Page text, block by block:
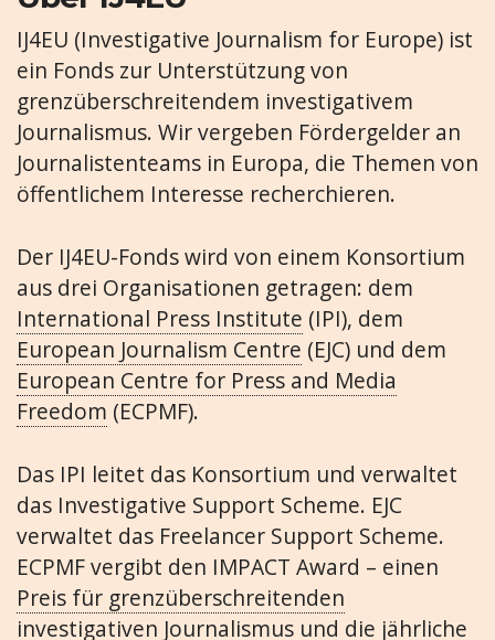
IJ4EU (Investigative Journalism for Europe) ist
ein Fonds zur Unterstützung von
grenzüberschreitendem investigativem
Journalismus. Wir vergeben Fördergelder an
Journalistenteams in Europa, die Themen von
öffentlichem Interesse recherchieren.
Der IJ4EU-Fonds wird von einem Konsortium
aus drei Organisationen getragen: dem
International Press Institute (IPI), dem
European Journalism Centre (EJC) und dem
European Centre for Press and Media
Freedom (ECPMF).
Das IPI leitet das Konsortium und verwaltet
das Investigative Support Scheme. EJC
verwaltet das Freelancer Support Scheme.
ECPMF vergibt den IMPACT Award – einen
Preis für grenzüberschreitenden
investigativen Journalismus und die jährliche